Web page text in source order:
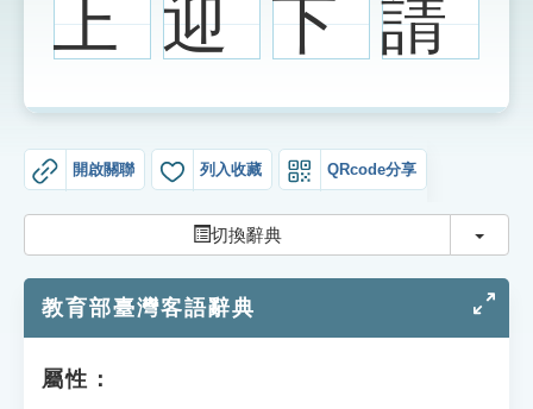
生字詞彙表
知識索引
上 迎 下 請
開啟關聯 列入收藏 QRcode分享
切換辭典 切換
教育部臺灣客語辭典
屬性：